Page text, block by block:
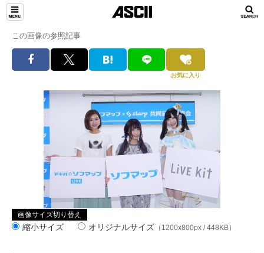
この画像の参照記事
お気に入り
画像サイズ切り替え
縮小サイズ オリジナルサイズ （1200x800px / 448KB）